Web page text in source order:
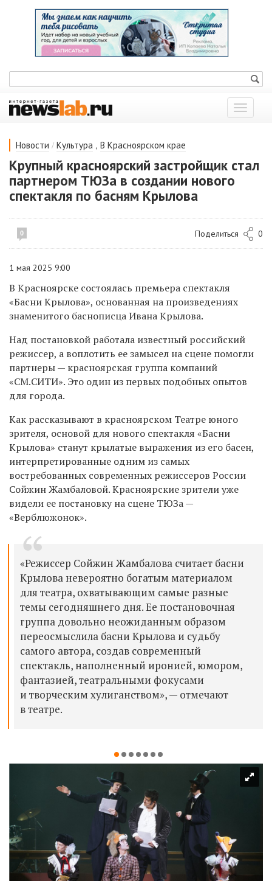
Показать
меню
Новости / Культура , В Красноярском крае
Крупный красноярский застройщик стал
партнером ТЮЗа в создании нового
спектакля по басням Крылова
0 Поделиться 0
1 мая 2025 9:00
В Красноярске состоялась премьера спектакля
«Басни Крылова», основанная на произведениях
знаменитого баснописца Ивана Крылова.
Над постановкой работала известный российский
режиссер, а воплотить ее замысел на сцене помогли
партнеры — красноярская группа компаний
«СМ.СИТИ». Это один из первых подобных опытов
для города.
Как рассказывают в красноярском Театре юного
зрителя, основой для нового спектакля «Басни
Крылова» станут крылатые выражения из его басен,
интерпретированные одним из самых
востребованных современных режиссеров России
Сойжин Жамбаловой. Красноярские зрители уже
видели ее постановку на сцене ТЮЗа —
«Верблюжонок».
«Режиссер Сойжин Жамбалова считает басни
Крылова невероятно богатым материалом
для театра, охватывающим самые разные
темы сегодняшнего дня. Ее постановочная
группа довольно неожиданным образом
переосмыслила басни Крылова и судьбу
самого автора, создав современный
спектакль, наполненный иронией, юмором,
фантазией, театральными фокусами
и творческим хулиганством», — отмечают
в театре.